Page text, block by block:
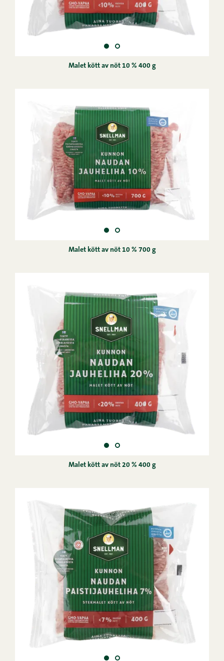
Malet kött av nöt 10 % 400 g
Malet kött av nöt 10 % 700 g
Malet kött av nöt 20 % 400 g